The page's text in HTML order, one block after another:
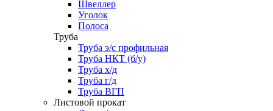
Швеллер
Уголок
Полоса
Труба
Труба э/с профильная
Труба НКТ (б/у)
Труба х/д
Труба г/д
Труба ВГП
Листовой прокат